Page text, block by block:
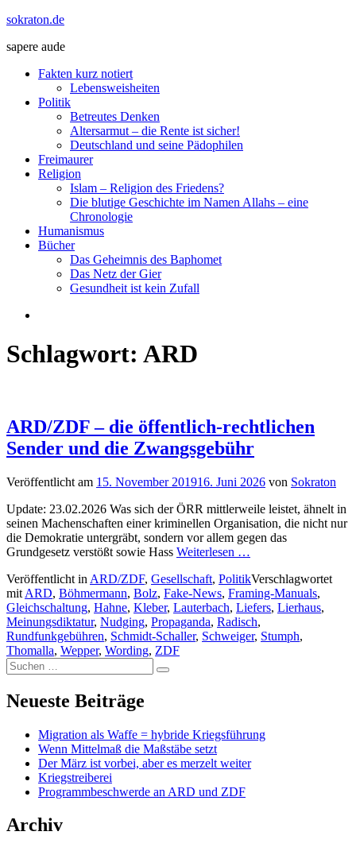
Zum
springen
sokraton.de
sapere aude
Menü
Fakten kurz notiert
Lebensweisheiten
Politik
Betreutes Denken
Altersarmut – die Rente ist sicher!
Deutschland und seine Pädophilen
Freimaurer
Religion
Islam – Religion des Friedens?
Die blutige Geschichte im Namen Allahs – eine
Chronologie
Humanismus
Bücher
Das Geheimnis des Baphomet
Das Netz der Gier
Gesundheit ist kein Zufall
Schlagwort: ARD
ARD/ZDF – die öffentlich-rechtlichen
Sender und die Zwangsgebühr
Veröffentlicht am 15. November 201916. Juni 2026 von Sokraton
Update: 23.02.2026 Was sich der ÖRR mittlerweile leistet, ähnelt in
seinen Machenschaften einer kriminellen Organisation, die nicht nur
die Demokratie untergräbt, sondern vor allem gegen das
Grundgesetz verstößt sowie Hass Weiterlesen …
Veröffentlicht in ARD/ZDF, Gesellschaft, PolitikVerschlagwortet
mit ARD, Böhmermann, Bolz, Fake-News, Framing-Manuals,
Gleichschaltung, Hahne, Kleber, Lauterbach, Liefers, Lierhaus,
Meinungsdiktatur, Nudging, Propaganda, Radisch,
Rundfunkgebühren, Schmidt-Schaller, Schweiger, Stumph,
Thomalla, Wepper, Wording, ZDF
Suchen
nach:
Suchen
Neueste Beiträge
Migration als Waffe = hybride Kriegsführung
Wenn Mittelmaß die Maßstäbe setzt
Der März ist vorbei, aber es merzelt weiter
Kriegstreiberei
Programmbeschwerde an ARD und ZDF
Archiv